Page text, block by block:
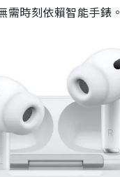
需時刻依賴智能手錶。